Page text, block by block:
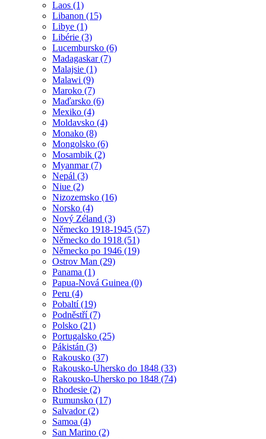
Laos (1)
Libanon (15)
Libye (1)
Libérie (3)
Lucembursko (6)
Madagaskar (7)
Malajsie (1)
Malawi (9)
Maroko (7)
Maďarsko (6)
Mexiko (4)
Moldavsko (4)
Monako (8)
Mongolsko (6)
Mosambik (2)
Myanmar (7)
Nepál (3)
Niue (2)
Nizozemsko (16)
Norsko (4)
Nový Zéland (3)
Německo 1918-1945 (57)
Německo do 1918 (51)
Německo po 1946 (19)
Ostrov Man (29)
Panama (1)
Papua-Nová Guinea (0)
Peru (4)
Pobaltí (19)
Podněstří (7)
Polsko (21)
Portugalsko (25)
Pákistán (3)
Rakousko (37)
Rakousko-Uhersko do 1848 (33)
Rakousko-Uhersko po 1848 (74)
Rhodesie (2)
Rumunsko (17)
Salvador (2)
Samoa (4)
San Marino (2)